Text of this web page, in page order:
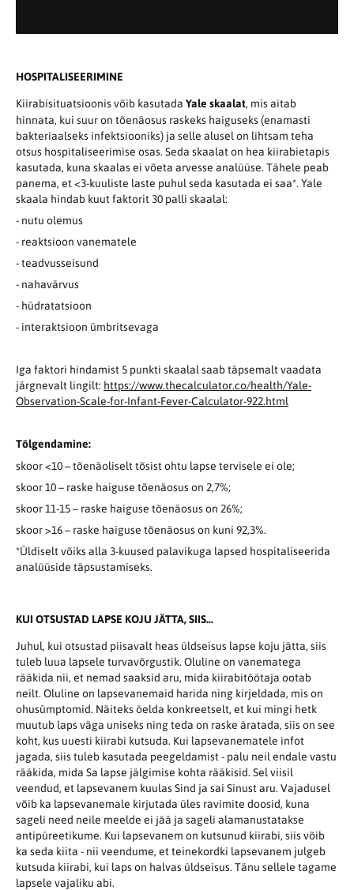
HOSPITALISEERIMINE
Kiirabisituatsioonis võib kasutada Yale skaalat , mis aitab
hinnata, kui suur on tõenäosus raskeks haiguseks (enamasti
bakteriaalseks infektsiooniks) ja selle alusel on lihtsam teha
otsus hospitaliseerimise osas. Seda skaalat on hea kiirabietapis
kasutada, kuna skaalas ei võeta arvesse analüüse. Tähele peab
panema, et <3-kuuliste laste puhul seda kasutada ei saa*. Yale
skaala hindab kuut faktorit 30 palli skaalal:
- nutu olemus
- reaktsioon vanematele
- teadvusseisund
- nahavärvus
- hüdratatsioon
- interaktsioon ümbritsevaga
Iga faktori hindamist 5 punkti skaalal saab täpsemalt vaadata
järgnevalt lingilt: https://www.thecalculator.co/health/Yale-
Observation-Scale-for-Infant-Fever-Calculator-922.html
Tõlgendamine:
skoor <10 – tõenäoliselt tõsist ohtu lapse tervisele ei ole;
skoor 10 – raske haiguse tõenäosus on 2,7%;
skoor 11-15 – raske haiguse tõenäosus on 26%;
skoor >16 – raske haiguse tõenäosus on kuni 92,3%.
*Üldiselt võiks alla 3-kuused palavikuga lapsed hospitaliseerida
analüüside täpsustamiseks.
KUI OTSUSTAD LAPSE KOJU JÄTTA, SIIS...
Juhul, kui otsustad piisavalt heas üldseisus lapse koju jätta, siis
tuleb luua lapsele turvavõrgustik. Oluline on vanematega
rääkida nii, et nemad saaksid aru, mida kiirabitöötaja ootab
neilt. Oluline on lapsevanemaid harida ning kirjeldada, mis on
ohusümptomid. Näiteks öelda konkreetselt, et kui mingi hetk
muutub laps väga uniseks ning teda on raske äratada, siis on see
koht, kus uuesti kiirabi kutsuda. Kui lapsevanematele infot
jagada, siis tuleb kasutada peegeldamist - palu neil endale vastu
rääkida, mida Sa lapse jälgimise kohta rääkisid. Sel viisil
veendud, et lapsevanem kuulas Sind ja sai Sinust aru. Vajadusel
võib ka lapsevanemale kirjutada üles ravimite doosid, kuna
sageli need neile meelde ei jää ja sageli alamanustatakse
antipüreetikume. Kui lapsevanem on kutsunud kiirabi, siis võib
ka seda kiita - nii veendume, et teinekordki lapsevanem julgeb
kutsuda kiirabi, kui laps on halvas üldseisus. Tänu sellele tagame
lapsele vajaliku abi.